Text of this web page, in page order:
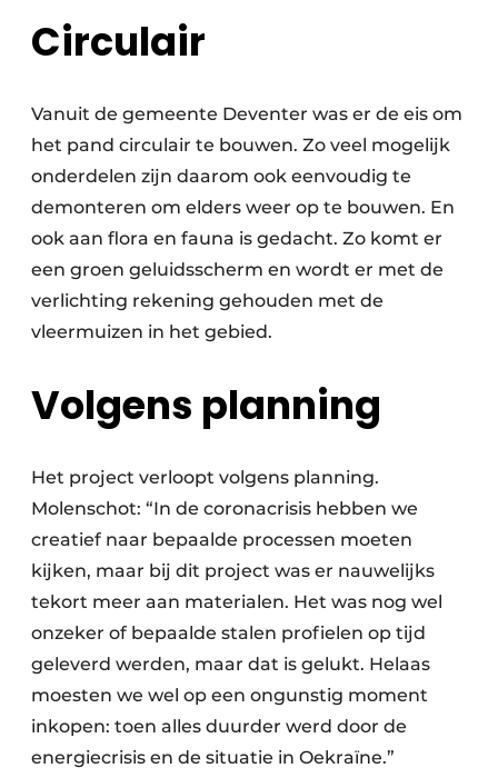
Circulair
Vanuit de gemeente Deventer was er de eis om
het pand circulair te bouwen. Zo veel mogelijk
onderdelen zijn daarom ook eenvoudig te
demonteren om elders weer op te bouwen. En
ook aan flora en fauna is gedacht. Zo komt er
een groen geluidsscherm en wordt er met de
verlichting rekening gehouden met de
vleermuizen in het gebied.
Volgens planning
Het project verloopt volgens planning.
Molenschot: “In de coronacrisis hebben we
creatief naar bepaalde processen moeten
kijken, maar bij dit project was er nauwelijks
tekort meer aan materialen. Het was nog wel
onzeker of bepaalde stalen profielen op tijd
geleverd werden, maar dat is gelukt. Helaas
moesten we wel op een ongunstig moment
inkopen: toen alles duurder werd door de
energiecrisis en de situatie in Oekraïne.”